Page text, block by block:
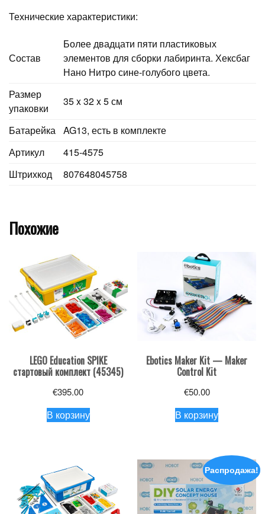
Технические характеристики:
Состав
Более двадцати пяти пластиковых
элементов для сборки лабиринта. Хексбаг
Нано Нитро сине-голубого цвета.
Размер
упаковки
35 x 32 x 5 см
Батарейка AG13, есть в комплекте
Артикул
415-4575
Штрихкод
807648045758
Похожие
LEGO Education SPIKE
стартовый комплект (45345)
€395.00
В корзину
Ebotics Maker Kit — Maker
Control Kit
€50.00
В корзину
Распродажа!